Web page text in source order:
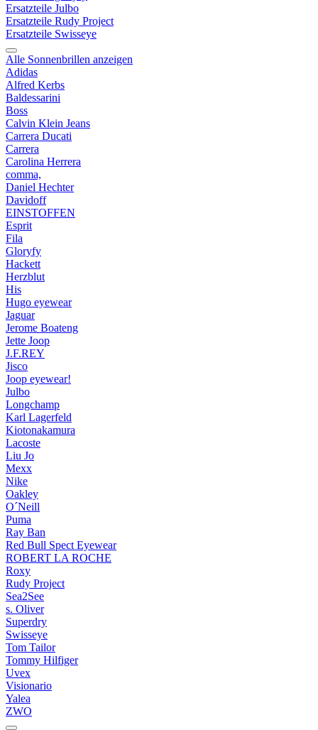
Ersatzteile Julbo
Ersatzteile Rudy Project
Ersatzteile Swisseye
Alle Sonnenbrillen anzeigen
Adidas
Alfred Kerbs
Baldessarini
Boss
Calvin Klein Jeans
Carrera Ducati
Carrera
Carolina Herrera
comma,
Daniel Hechter
Davidoff
EINSTOFFEN
Esprit
Fila
Gloryfy
Hackett
Herzblut
His
Hugo eyewear
Jaguar
Jerome Boateng
Jette Joop
J.F.REY
Jisco
Joop eyewear!
Julbo
Longchamp
Karl Lagerfeld
Kiotonakamura
Lacoste
Liu Jo
Mexx
Nike
Oakley
O´Neill
Puma
Ray Ban
Red Bull Spect Eyewear
ROBERT LA ROCHE
Roxy
Rudy Project
Sea2See
s. Oliver
Superdry
Swisseye
Tom Tailor
Tommy Hilfiger
Uvex
Visionario
Yalea
ZWO